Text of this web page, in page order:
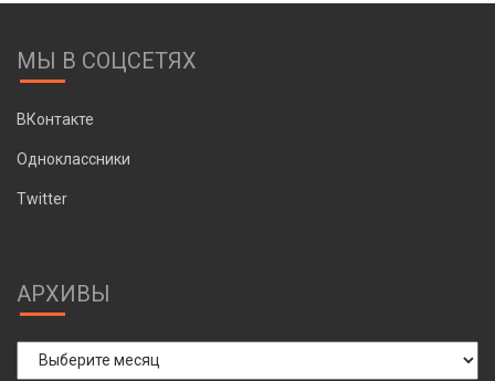
МЫ В СОЦСЕТЯХ
ВКонтакте
Одноклассники
Twitter
АРХИВЫ
Архивы